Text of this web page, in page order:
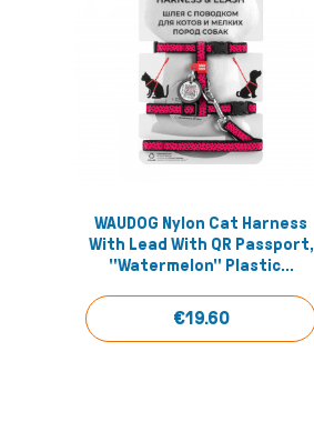
Quick View
WAUDOG Nylon Cat Harness
With Lead With QR Passport,
"Watermelon" Plastic...
€19.60